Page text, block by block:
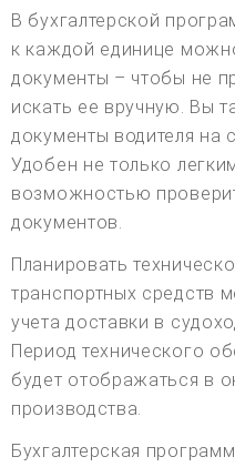
В бухгалтерской
к каждой единице
документы – чтобы не
искать ее вручную. Вы
документы водителя на
Удобен не только
возможностью
документов.
Планировать
транспортных
учета доставки в
Период технического
будет отображаться в
производства.
Бухгалтерская